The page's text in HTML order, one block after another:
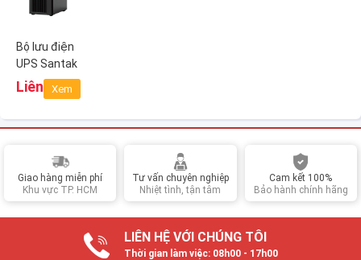
Bộ lưu điện
UPS Santak
C1K LCD
Liên hệXem
Giao hàng miễn phí
Khu vực TP. HCM
Tư vấn chuyên nghiệp
Nhiệt tình, tận tâm
Cam kết 100%
Bảo hành chính hãng
LIÊN HỆ VỚI CHÚNG TÔI
Thời gian làm việc: 08h00 - 17h00